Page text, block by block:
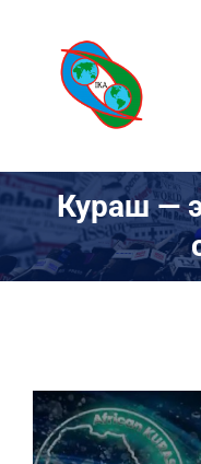
content
МИР КУРАША
РЕЗУЛЬТАТЫ
Кураш —